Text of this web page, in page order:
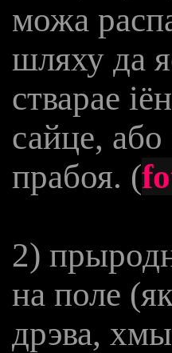
можа
шляху да
стварае
сайце,
прабоя. (
2)
на поле
дрэва,